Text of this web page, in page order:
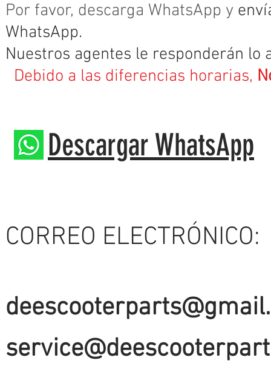
Por favor, descarga WhatsApp y
WhatsApp.
Nuestros agentes le responderán lo
Debido a las diferencias horarias,
Descargar WhatsApp
CORREO ELECTRÓNICO: